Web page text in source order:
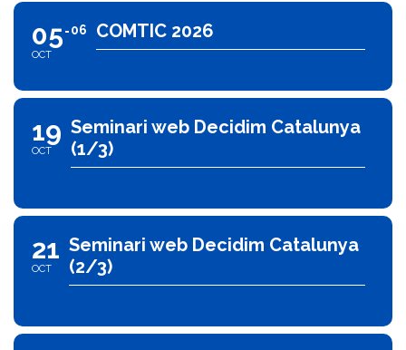
05
OCT
06 COMTIC 2026
19
OCT
Seminari web Decidim Catalunya
(1/3)
21
OCT
Seminari web Decidim Catalunya
(2/3)